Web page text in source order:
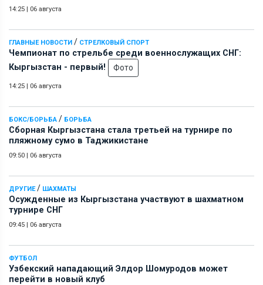
14:25 | 06 августа
ГЛАВНЫЕ НОВОСТИ / СТРЕЛКОВЫЙ СПОРТ
Чемпионат по стрельбе среди военнослужащих СНГ:
Кыргызстан - первый!
Фото
14:25 | 06 августа
БОКС/БОРЬБА / БОРЬБА
Сборная Кыргызстана стала третьей на турнире по
пляжному сумо в Таджикистане
09:50 | 06 августа
ДРУГИЕ/ ШАХМАТЫ
Осужденные из Кыргызстана участвуют в шахматном
турнире СНГ
09:45 | 06 августа
ФУТБОЛ
Узбекский нападающий Элдор Шомуродов может
перейти в новый клуб